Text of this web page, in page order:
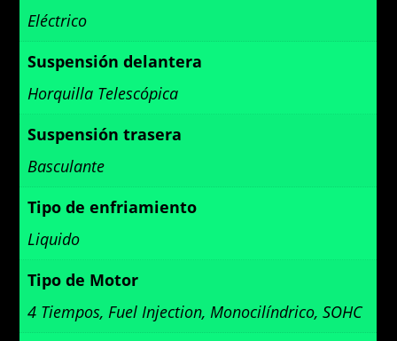
Eléctrico
Suspensión delantera
Horquilla Telescópica
Suspensión trasera
Basculante
Tipo de enfriamiento
Liquido
Tipo de Motor
4 Tiempos, Fuel Injection, Monocilíndrico, SOHC